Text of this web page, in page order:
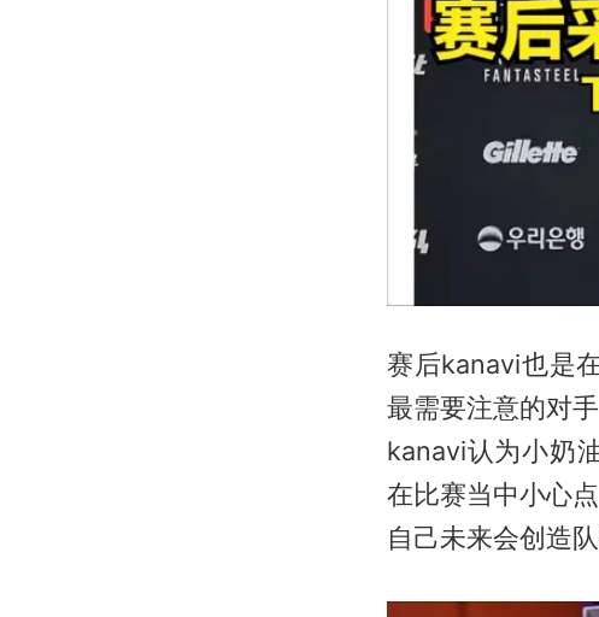
赛后kanavi也是
最需要注意的对
kanavi认为小奶
在比赛当中小心
自己未来会创造